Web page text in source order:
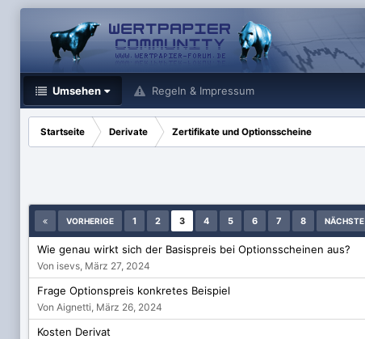
Umsehen Regeln & Impressum
Startseite Derivate Zertifikate und Optionsscheine
VORHERIGE 1 2 3 4 5 6 7 8 NÄCHSTE
Wie genau wirkt sich der Basispreis bei Optionsscheinen aus?
Von isevs, März 27, 2024
Frage Optionspreis konkretes Beispiel
Von Aignetti, März 26, 2024
Kosten Derivat